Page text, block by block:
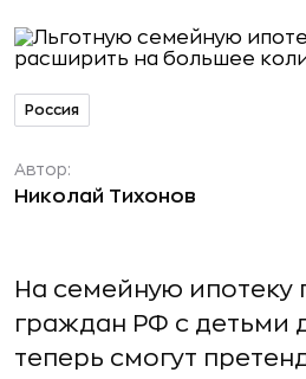
Россия
Автор:
Николай Тихонов
На семейную ипотеку
граждан РФ с детьми
теперь смогут